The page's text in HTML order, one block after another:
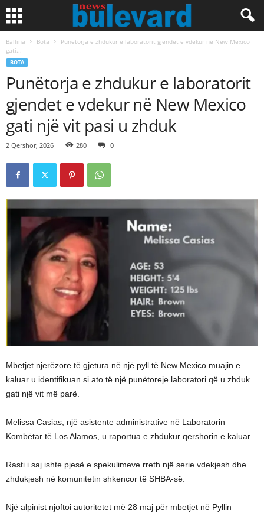
Ballina Bota
Punëtorja e zhdukur e laboratorit gjendet e vdekur në New Mexico
gati...
BOTA
Punëtorja e zhdukur e laboratorit
gjendet e vdekur në New Mexico
gati një vit pasi u zhduk
2 Qershor, 2026 280 0
Mbetjet njerëzore të gjetura në një pyll të New Mexico muajin e
kaluar u identifikuan si ato të një punëtoreje laboratori që u zhduk
gati një vit më parë.
Melissa Casias, një asistente administrative në Laboratorin
Kombëtar të Los Alamos, u raportua e zhdukur qershorin e kaluar.
Rasti i saj ishte pjesë e spekulimeve rreth një serie vdekjesh dhe
zhdukjesh në komunitetin shkencor të SHBA-së.
Një alpinist njoftoi autoritetet më 28 maj për mbetjet në Pyllin